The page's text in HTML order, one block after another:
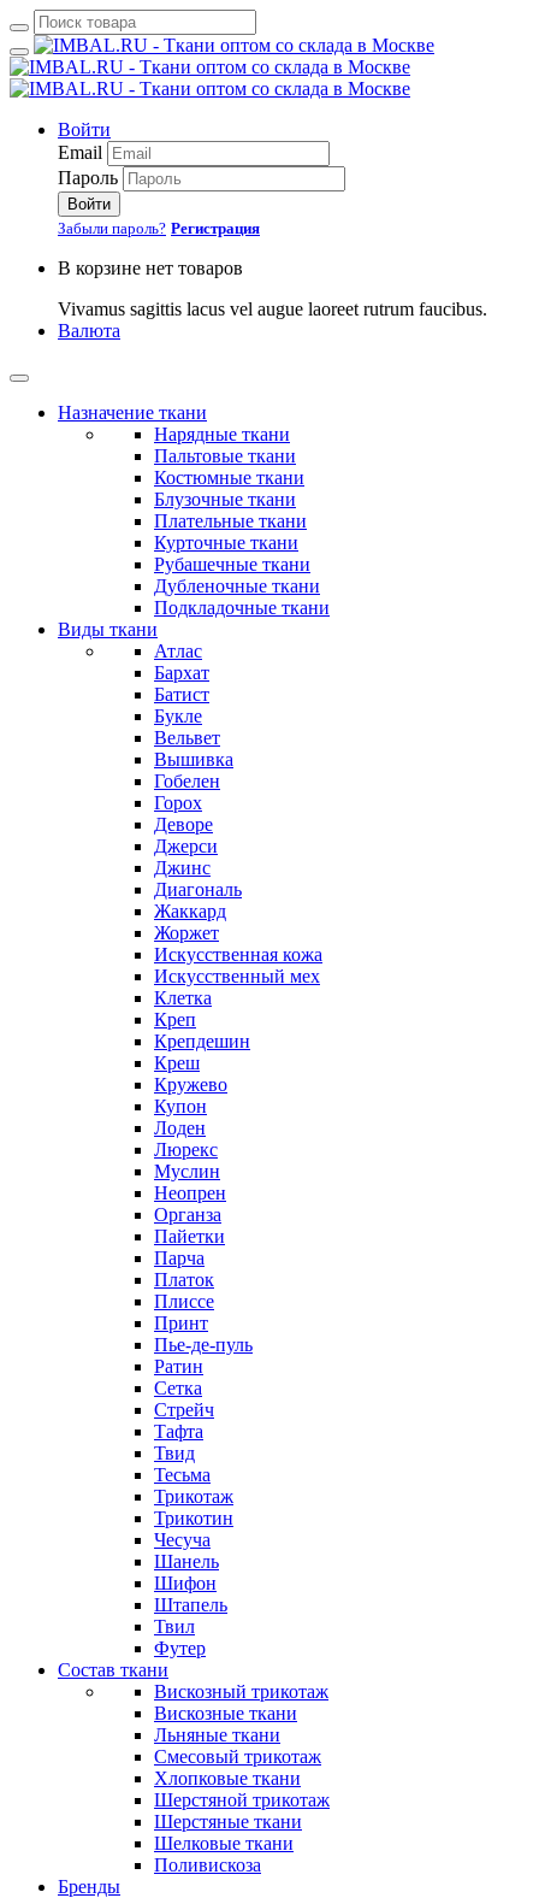
Войти
Email
Пароль
Войти
Забыли пароль? Регистрация
В корзине нет товаров
Vivamus sagittis lacus vel augue laoreet rutrum faucibus.
Валюта
Назначение ткани
Нарядные ткани
Пальтовые ткани
Костюмные ткани
Блузочные ткани
Плательные ткани
Курточные ткани
Рубашечные ткани
Дубленочные ткани
Подкладочные ткани
Виды ткани
Атлас
Бархат
Батист
Букле
Вельвет
Вышивка
Гобелен
Горох
Деворе
Джерси
Джинс
Диагональ
Жаккард
Жоржет
Искусственная кожа
Искусственный мех
Клетка
Креп
Крепдешин
Креш
Кружево
Купон
Лоден
Люрекс
Муслин
Неопрен
Органза
Пайетки
Парча
Платок
Плиссе
Принт
Пье-де-пуль
Ратин
Сетка
Стрейч
Тафта
Твид
Тесьма
Трикотаж
Трикотин
Чесуча
Шанель
Шифон
Штапель
Твил
Футер
Состав ткани
Вискозный трикотаж
Вискозные ткани
Льняные ткани
Смесовый трикотаж
Хлопковые ткани
Шерстяной трикотаж
Шерстяные ткани
Шелковые ткани
Поливискоза
Бренды